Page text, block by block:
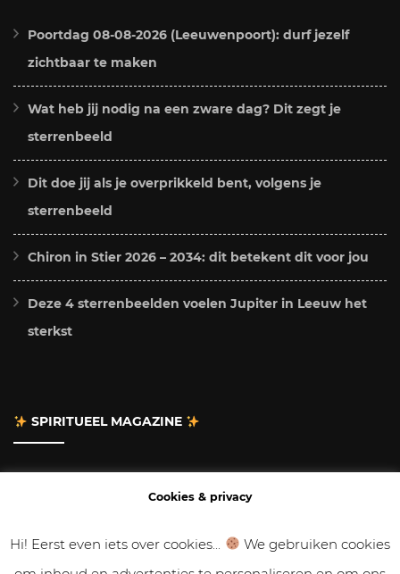
Poortdag 08-08-2026 (Leeuwenpoort): durf jezelf
zichtbaar te maken
Wat heb jij nodig na een zware dag? Dit zegt je
sterrenbeeld
Dit doe jij als je overprikkeld bent, volgens je
sterrenbeeld
Chiron in Stier 2026 – 2034: dit betekent dit voor jou
Deze 4 sterrenbeelden voelen Jupiter in Leeuw het
sterkst
SPIRITUEEL MAGAZINE
Cookies & privacy
Hi! Eerst even iets over cookies...
We gebruiken cookies